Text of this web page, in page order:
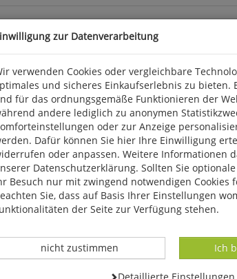
über die nationalsozialistischen
der Terror- und Vernichtungspolitik und
919 S., zahlr. s/w-Fotos, Reg., Format: 13,7 x
Berlin, info@ullstein.de
zur Datenverarbeitung
verwenden Cookies oder vergleichbare
und sicheres Einkaufserlebnis zu bieten.
für das ordnungsgemäße Funktionieren der
andere lediglich zu anonymen
oder zur Anzeige
Dafür können Sie hier Ihre Einwilligung
oder anpassen. Weitere Informationen
Datenschutzerklärung. Sollten Sie
Besuch nur mit zwingend notwendigen Cookies
Sie, dass auf Basis Ihrer Einstellungen
der Seite zur Verfügung stehen.
Ich
Datenverarbeitung -
nicht zustimmen
Datenverarbeitung -